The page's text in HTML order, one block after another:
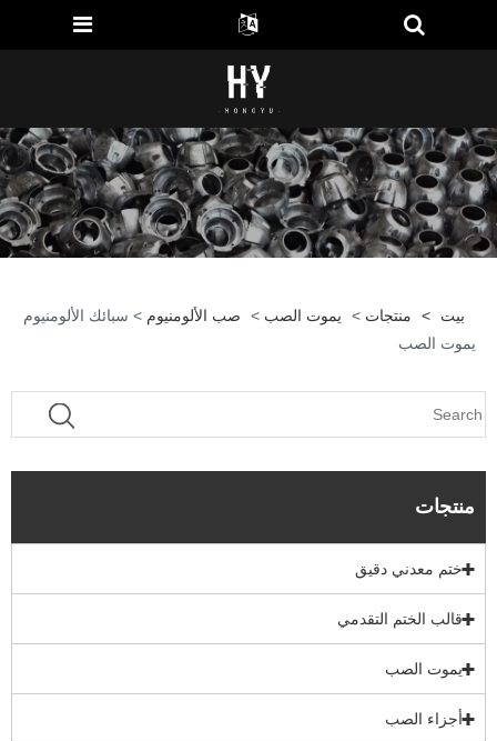
بيت > منتجات > يموت الصب > صب الألومنيوم > سبائك الألومنيوم
يموت الصب
منتجات
ختم معدني دقيق
قالب الختم التقدمي
يموت الصب
أجزاء الصب